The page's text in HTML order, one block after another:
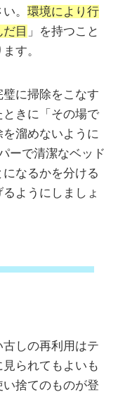
い。環境により行
目 」を持つこと
す。
に掃除をこなす
きに「その場で
溜めないように
ーで清潔なベッド
なるかを分ける
ようにしましょ
しの再利用はテ
られてもよいも
捨てのものが登